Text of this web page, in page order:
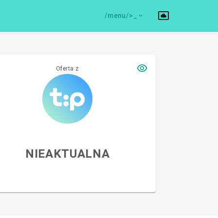
/menu/>
Oferta z
NIEAKTUALNA